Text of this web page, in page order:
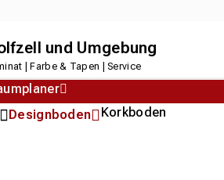
und Umgebung
| Farbe & Tapen | Service
Designboden Korkboden